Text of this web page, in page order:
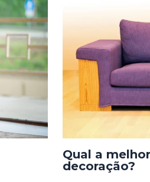
Qual a
decoração?